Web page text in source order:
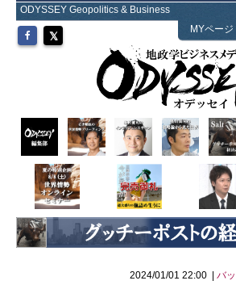
ODYSSEY Geopolitics & Business
MYページ
2024/01/01 22:00 | バ